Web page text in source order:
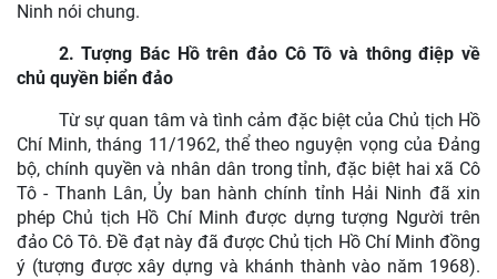
Ninh nói chung.
2. Tượng Bác Hồ trên đảo Cô Tô và thông điệp về
chủ quyền biển đảo
Từ sự quan tâm và tình cảm đặc biệt của Chủ tịch Hồ
Chí Minh, tháng 11/1962, thể theo nguyện vọng của Đảng
bộ, chính quyền và nhân dân trong tỉnh, đặc biệt hai xã Cô
Tô - Thanh Lân, Ủy ban hành chính tỉnh Hải Ninh đã xin
phép Chủ tịch Hồ Chí Minh được dựng tượng Người trên
đảo Cô Tô. Đề đạt này đã được Chủ tịch Hồ Chí Minh đồng
ý (tượng được xây dựng và khánh thành vào năm 1968).